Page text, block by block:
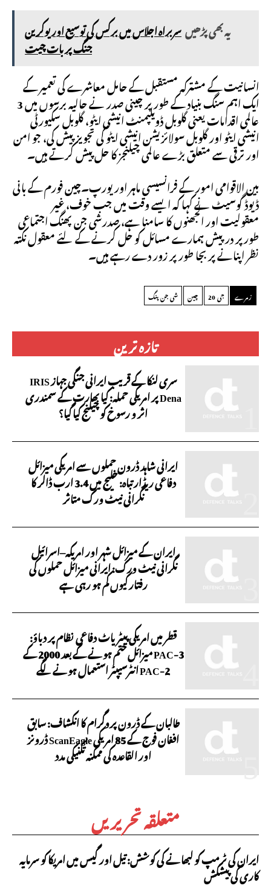
تازہ ترین
سری لنکا کے قریب ایرانی جنگی جہاز IRIS
Dena پر امریکی حملہ: کیا بھارت کے سمندری
اثر و رسوخ کو چیلنج کیا گیا؟
ایرانی شاہد ڈرون حملوں سے امریکی میزائل
دفاعی ریڈار تباہ: خلیج میں 3.4 ارب ڈالر کا
نگرانی نیٹ ورک متاثر
ایران کے میزائل شہر اور امریکہ–اسرائیل
نگرانی نیٹ ورک: ایرانی میزائل حملوں کی
رفتار کیوں کم ہو رہی ہے
قطر میں امریکی پیٹریاٹ دفاعی نظام پر دباؤ:
PAC-3 میزائل ختم ہونے کے بعد 2000 کے
PAC-2 انٹرسیپٹر استعمال ہونے لگے
طالبان کے ڈرون پروگرام کا انکشاف: سابق
افغان فوج کے 85 امریکی ScanEagle ڈرونز
اور القاعدہ کی ممکنہ تکنیکی مدد
متعلقہ تحریریں
ایران کی ٹرمپ کو لبھانے کی کوشش: تیل اور گیس میں امریکا کو سرمایہ
کاری کی پیشکش
یہ بھی پڑھیںسربراہ اجلاس میں برکس کی توسیع اور یوکرین
جنگ پر بات چیت
انسانیت کے مشترکہ مستقبل کے حامل معاشرے کی تعمیر کے
ایک اہم سنگ بنیاد کے طور پر چینی صدر نے حالیہ برسوں میں 3
عالمی اقدامات یعنی گلوبل ڈویلپمنٹ انیشی ایٹو، گلوبل سکیورٹی
انیشی ایٹو اور گلوبل سولائزیشن انیشی ایٹو کی تجویز پیش کی، جو امن
اور ترقی سے متعلق بڑے عالمی چیلنجز کا حل پیش کرتے ہیں۔
بین الاقوامی امور کے فرانسیسی ماہر اور یورپ۔چین فورم کے بانی
ڈیوڈ گوسیٹ نے کہا کہ ایسے وقت میں جب خوف، غیر
معقولیت اور الجھنوں کا سامنا ہے، صدرشی جن پھنگ اجتماعی
طورپر درپیش ہمارے مسائل کو حل کرنے کے لئے معقول نکتہ
نظر اپنانے پر بجا طور پر زور دے رہے ہیں۔
زمرے جی 20 چین شی جن پنگ